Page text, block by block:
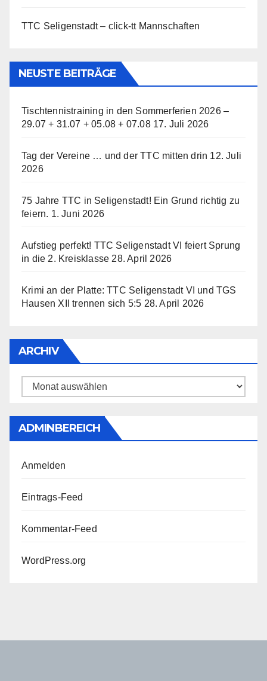
TTC Seligenstadt – click-tt Mannschaften
NEUSTE BEITRÄGE
Tischtennistraining in den Sommerferien 2026 –
29.07 + 31.07 + 05.08 + 07.08 17. Juli 2026
Tag der Vereine … und der TTC mitten drin 12. Juli
2026
75 Jahre TTC in Seligenstadt! Ein Grund richtig zu
feiern. 1. Juni 2026
Aufstieg perfekt! TTC Seligenstadt VI feiert Sprung
in die 2. Kreisklasse 28. April 2026
Krimi an der Platte: TTC Seligenstadt VI und TGS
Hausen XII trennen sich 5:5 28. April 2026
ARCHIV
Archiv
ADMINBEREICH
Anmelden
Eintrags-Feed
Kommentar-Feed
WordPress.org